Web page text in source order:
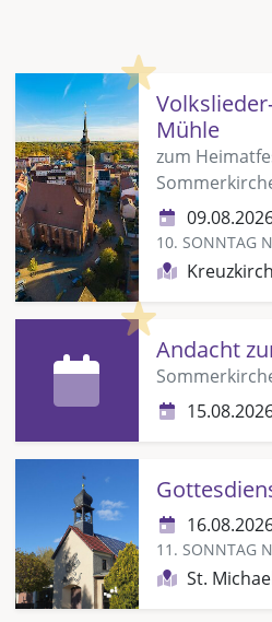
Highlight
Mühle
zum
Highlight
Andacht
11. SONNTAG
St.